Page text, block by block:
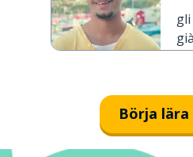
Börja lära